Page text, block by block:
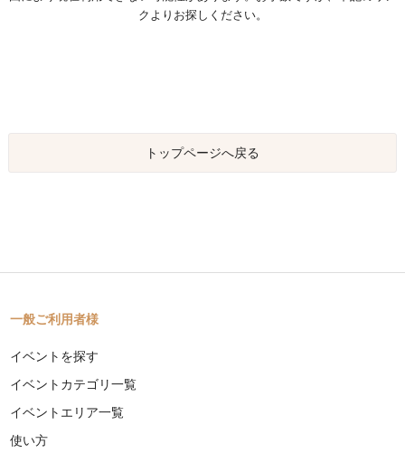
クよりお探しください。
トップページへ戻る
一般ご利用者様
イベントを探す
イベントカテゴリ一覧
イベントエリア一覧
使い方